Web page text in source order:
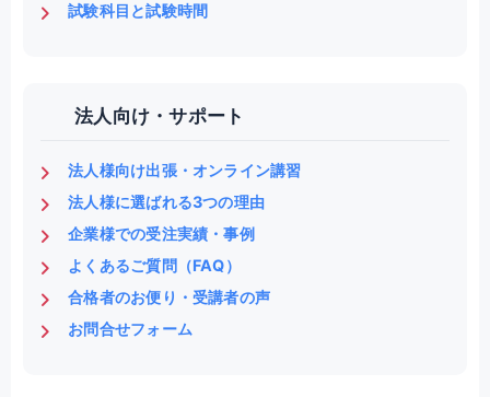
試験科目と試験時間
法人向け・サポート
法人様向け出張・オンライン講習
法人様に選ばれる3つの理由
企業様での受注実績・事例
よくあるご質問（FAQ）
合格者のお便り・受講者の声
お問合せフォーム